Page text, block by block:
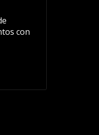
con